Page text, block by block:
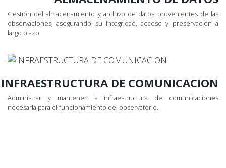
Gestión del almacenamiento y archivo de datos provenientes de las
observaciones, asegurando su integridad, acceso y preservación a
largo plazo.
INFRAESTRUCTURA DE COMUNICACION
Administrar y mantener la infraestructura de comunicaciones
necesaria para el funcionamiento del observatorio.